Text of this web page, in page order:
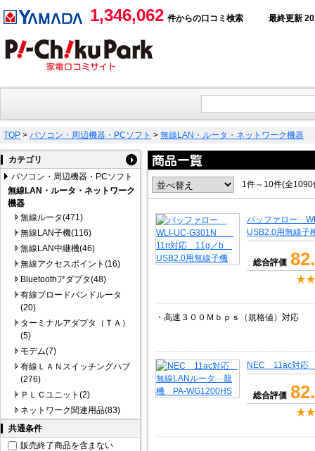
1,346,062 件からの口コミ検索 最終更新
TOP > パソコン・周辺機器・PCソフト > 無線LAN・ルータ・ネットワーク機器
カテゴリ
パソコン・周辺機器・PCソフト
無線LAN・ルータ・ネットワーク
機器
無線ルータ(471)
無線LAN子機(116)
無線LAN中継機(46)
無線アクセスポイント(16)
Bluetoothアダプタ(48)
有線ブロードバンドルータ
(20)
ターミナルアダプタ（ＴＡ）
(5)
モデム(7)
有線ＬＡＮスイッチングハブ
(276)
ＰＬＣユニット(2)
ネットワーク関連用品(83)
共通条件
販売終了商品を含まない
1件～10件(全
バッファロー
USB2.0用無線子
総合評価
・高速３００Ｍｂｐｓ（規格値）対応
NEC 11ac対応
総合評価